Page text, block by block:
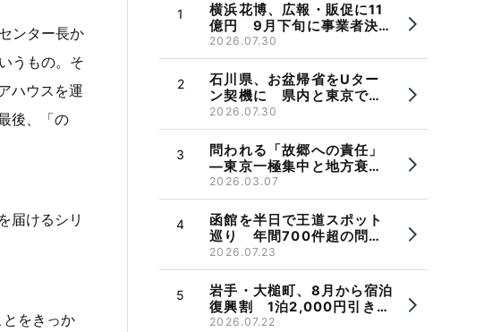
ンター長か
うもの。そ
ハウスを運
後、「の
届けるシリ
をきっか
横浜花博、広報・販促に11
億円 9月下旬に事業者決
定、市長パワハラ問題で機
運に懸念も
2026.07.30
石川県、お盆帰省をUター
ン契機に 県内と東京で相
談会 県出身者の検討を後
押し
2026.07.30
問われる「故郷への責任」
―東京一極集中と地方衰
退 郷断ちと帰省のかたち
2026.03.07
函館を半日で王道スポット
巡り 年間700件超の問い
合わせ受け観光バス実証運
行
2026.07.23
岩手・大槌町、8月から宿泊
復興割 1泊2,000円引き、
県旅割併用で最大9,000円
2026.07.22